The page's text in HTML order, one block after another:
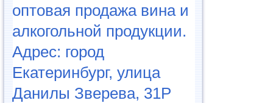
оптовая продажа вина и
алкогольной продукции.
Адрес: город
Екатеринбург, улица
Данилы Зверева, 31Р